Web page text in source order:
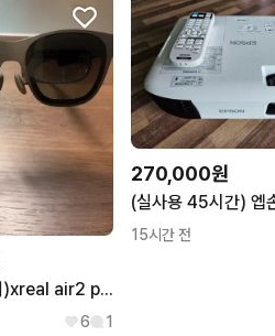
(새상품급,급처)xreal air2 pro ar글래스 판매합니다!
6 1
270,000원
15시간 전